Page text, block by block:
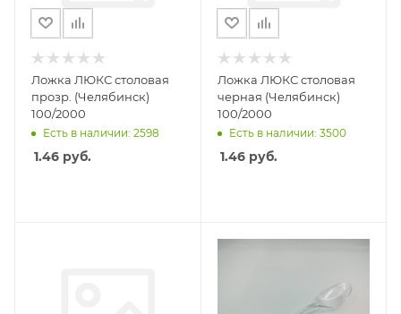
Ложка ЛЮКС столовая
прозр. (Челябинск)
100/2000
Есть в наличии: 2598
1.46 руб.
Ложка ЛЮКС столовая
черная (Челябинск)
100/2000
Есть в наличии: 3500
1.46руб.